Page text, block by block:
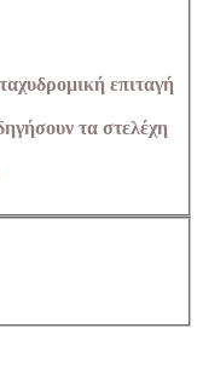
επιταγή
τα στελέχη